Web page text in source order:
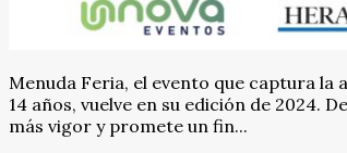
Menuda Feria, el evento que captura la
14 años, vuelve en su edición de 2024.
más vigor y promete un fin...